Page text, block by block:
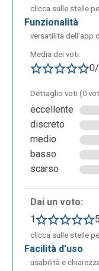
Quando l’URL
di Timeline nella
timeline” e
presente al
schermata
clicca sulle stelle
funzionalità
versatilità dell’app
Media dei voti:
Dettaglio voti (0
eccellente
discreto
medio
basso
scarso
Dai un voto:
1
5
clicca sulle stelle
facilità d’uso
usabilità e